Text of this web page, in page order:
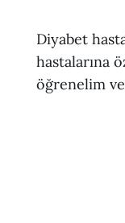
Diyabet
hastalarına
öğrenelim